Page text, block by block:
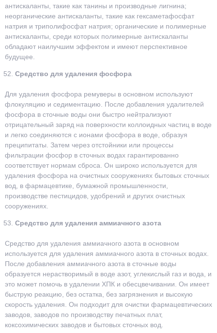
антискаланты, такие как танины и производные лигнина;
неорганические антискаланты, такие как гексаметафосфат
натрия и триполифосфат натрия; органические и полимерные
антискаланты, среди которых полимерные антискаланты
обладают наилучшим эффектом и имеют перспективное
будущее.
Средство для удаления фосфора
Для удаления фосфора ремуверы в основном используют
флокуляцию и седиментацию. После добавления удалителей
фосфора в сточные воды они быстро нейтрализуют
отрицательный заряд на поверхности коллоидных частиц в воде
и легко соединяются с ионами фосфора в воде, образуя
преципитаты. Затем через отстойники или процессы
фильтрации фосфор в сточных водах гарантированно
соответствует нормам сброса. Он широко используется для
удаления фосфора на очистных сооружениях бытовых сточных
вод, в фармацевтике, бумажной промышленности,
производстве пестицидов, удобрений и других очистных
сооружениях.
Средство для удаления аммиачного азота
Средство для удаления аммиачного азота в основном
используется для удаления аммиачного азота в сточных водах.
После добавления аммиачного азота в сточные воды
образуется нерастворимый в воде азот, углекислый газ и вода, и
это может помочь в удалении ХПК и обесцвечивании. Он имеет
быструю реакцию, без остатка, без загрязнения и высокую
скорость удаления. Он подходит для очистки фармацевтических
заводов, заводов по производству печатных плат,
коксохимических заводов и бытовых сточных вод.